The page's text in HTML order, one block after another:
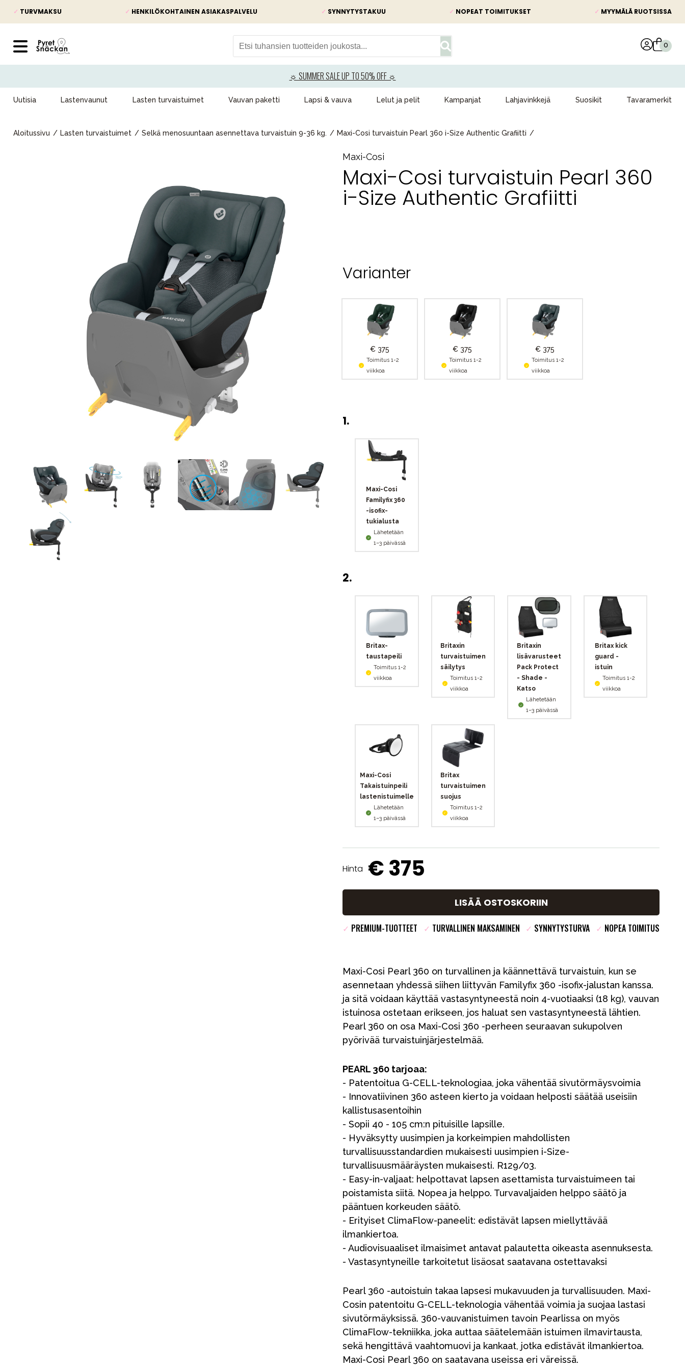
✓ TURVMAKSU ✓ HENKILÖKOHTAINEN ASIAKASPALVELU ✓ SYNNYTYSTAKUU ✓ NOPEAT TOIMITUKSET ✓ MYYMÄLÄ RUOTSISSA
☼ SUMMER SALE UP TO 50% OFF ☼
Uutisia Lastenvaunut Lasten turvaistuimet Vauvan paketti Lapsi & vauva Lelut ja pelit Kampanjat Lahjavinkkejä Suosikit Tavaramerkit
Aloitussivu Lasten turvaistuimet Selkä menosuuntaan asennettava turvaistuin 9-36 kg. Maxi-Cosi turvaistuin Pearl 360 i-Size Authentic Grafiitti
Maxi-Cosi
Maxi-Cosi turvaistuin Pearl 360
i-Size Authentic Grafiitti
Varianter
€ 375
Toimitus 1-2
viikkoa
€ 375
Toimitus 1-2
viikkoa
€ 375
Toimitus 1-2
viikkoa
1.
Maxi-Cosi
Familyfix 360
-isofix-
tukialusta
Lähetetään
1–3 päivässä
2.
Britax-
taustapeili
Toimitus 1-2
viikkoa
Britaxin
turvaistuimen
säilytys
Toimitus 1-2
viikkoa
Britaxin
lisävarusteet
Pack Protect
- Shade -
Katso
Lähetetään
1–3 päivässä
Britax kick
guard -
istuin
Toimitus 1-2
viikkoa
Maxi-Cosi
Takaistuinpeili
lastenistuimelle
Lähetetään
1–3 päivässä
Britax
turvaistuimen
suojus
Toimitus 1-2
viikkoa
Hinta € 375
LISÄÄ OSTOSKORIIN
✓ PREMIUM-TUOTTEET ✓ TURVALLINEN MAKSAMINEN ✓ SYNNYTYSTURVA ✓ NOPEA TOIMITUS
Maxi-Cosi Pearl 360 on turvallinen ja käännettävä turvaistuin, kun se
asennetaan yhdessä siihen liittyvän Familyfix 360 -isofix-jalustan kanssa.
ja sitä voidaan käyttää vastasyntyneestä noin 4-vuotiaaksi (18 kg), vauvan
istuinosa ostetaan erikseen, jos haluat sen vastasyntyneestä lähtien.
Pearl 360 on osa Maxi-Cosi 360 -perheen seuraavan sukupolven
pyörivää turvaistuinjärjestelmää.
PEARL 360 tarjoaa:
- Patentoitua G-CELL-teknologiaa, joka vähentää sivutörmäysvoimia
- Innovatiivinen 360 asteen kierto ja voidaan helposti säätää useisiin
kallistusasentoihin
- Sopii 40 - 105 cm:n pituisille lapsille.
- Hyväksytty uusimpien ja korkeimpien mahdollisten
turvallisuusstandardien mukaisesti uusimpien i-Size-
turvallisuusmääräysten mukaisesti. R129/03.
- Easy-in-valjaat: helpottavat lapsen asettamista turvaistuimeen tai
poistamista siitä. Nopea ja helppo. Turvavaljaiden helppo säätö ja
pääntuen korkeuden säätö.
- Erityiset ClimaFlow-paneelit: edistävät lapsen miellyttävää
ilmankiertoa.
- Audiovisuaaliset ilmaisimet antavat palautetta oikeasta asennuksesta.
- Vastasyntyneille tarkoitetut lisäosat saatavana ostettavaksi
Pearl 360 -autoistuin takaa lapsesi mukavuuden ja turvallisuuden. Maxi-
Cosin patentoitu G-CELL-teknologia vähentää voimia ja suojaa lastasi
sivutörmäyksissä. 360-vauvanistuimen tavoin Pearlissa on myös
ClimaFlow-tekniikka, joka auttaa säätelemään istuimen ilmavirtausta,
sekä hengittävä vaahtomuovi ja kankaat, jotka edistävät ilmankiertoa.
Maxi-Cosi Pearl 360 on saatavana useissa eri väreissä.
VÅRT SORTIMENT
Äiti & Isä
Huonekalut & vuodevaatteet
Tarvikkeet
Varaosat
Lahjavinkkejä
Tavaramerkit
Ota meihin yhteyttä osoitteessa Myymälämme